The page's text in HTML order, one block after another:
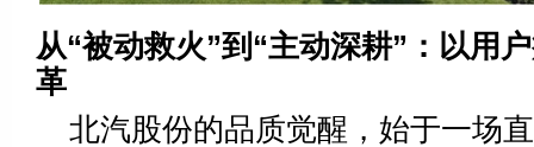
从“被动救火”到“主动深耕”：以用
革
北汽股份的品质觉醒，始于一场